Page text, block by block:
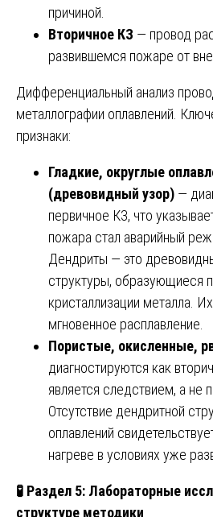
причиной.
Вторичное КЗ — провод
развившемся пожаре от
Дифференциальный анализ
металлографии оплавлений.
признаки:
Гладкие, округлые
(древовидный узор) —
первичное КЗ, что
пожара стал аварийный
Дендриты — это
структуры, образующиеся
кристаллизации металла.
мгновенное расплавление.
Пористые, окисленные,
диагностируются как
является следствием, а не
Отсутствие дендритной
оплавлений
нагреве в условиях уже
🧪 Раздел 5: Лабораторные
структуре методики